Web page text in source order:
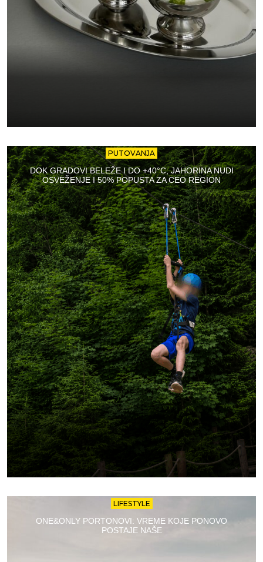
PUTOVANJA
DOK GRADOVI BELEŽE I DO +40°C, JAHORINA NUDI
OSVEŽENJE I 50% POPUSTA ZA CEO REGION
LIFESTYLE
ONE&ONLY PORTONOVI: VREME KOJE PONOVO
POSTAJE NAŠE